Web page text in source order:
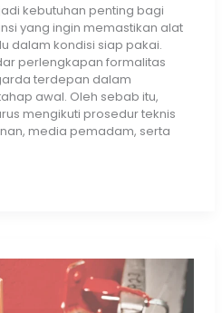
kebutuhan penting bagi
yang ingin memastikan alat
dalam kondisi siap pakai.
perlengkapan formalitas
terdepan dalam
awal. Oleh sebab itu,
mengikuti prosedur teknis
media pemadam, serta